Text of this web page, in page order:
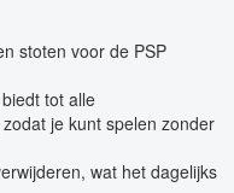
stoten voor de PSP
tot alle
je kunt spelen zonder
wat het dagelijks